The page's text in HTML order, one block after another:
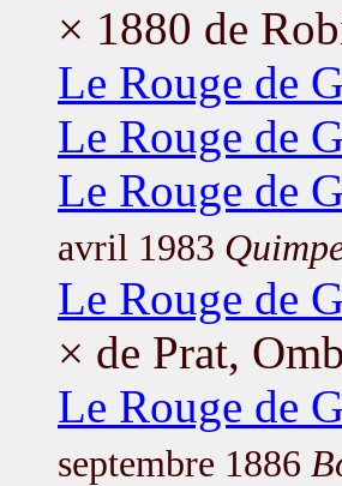
× 1880 de
Le Rouge de
Le Rouge de
Le Rouge de
avril 1983
Le Rouge de
× de Prat,
Le Rouge de
septembre 1886